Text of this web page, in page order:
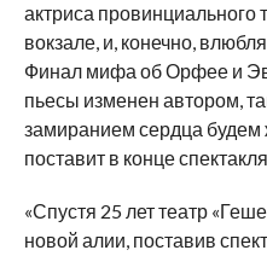
актриса провинциального
вокзале, и, конечно,
Финал мифа об Орфее и
пьесы изменен автором,
замиранием сердца будем
поставит в конце
«Спустя 25 лет театр
новой алии, поставив